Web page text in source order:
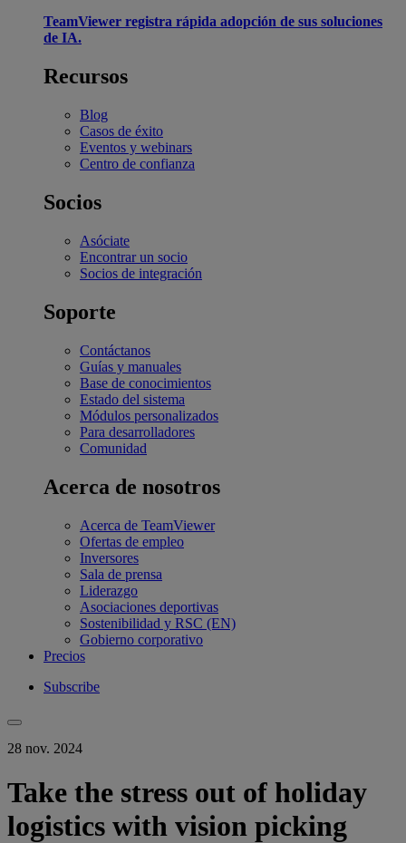
TeamViewer registra rápida adopción de sus soluciones
de IA.
Recursos
Blog
Casos de éxito
Eventos y webinars
Centro de confianza
Socios
Asóciate
Encontrar un socio
Socios de integración
Soporte
Contáctanos
Guías y manuales
Base de conocimientos
Estado del sistema
Módulos personalizados
Para desarrolladores
Comunidad
Acerca de nosotros
Acerca de TeamViewer
Ofertas de empleo
Inversores
Sala de prensa
Liderazgo
Asociaciones deportivas
Sostenibilidad y RSC (EN)
Gobierno corporativo
Precios
Subscribe
28 nov. 2024
Take the stress out of holiday
logistics with vision picking